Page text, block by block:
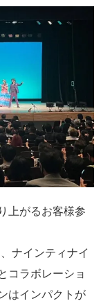
上がるお客様参
ナインティナイ
コラボレーショ
はインパクトが